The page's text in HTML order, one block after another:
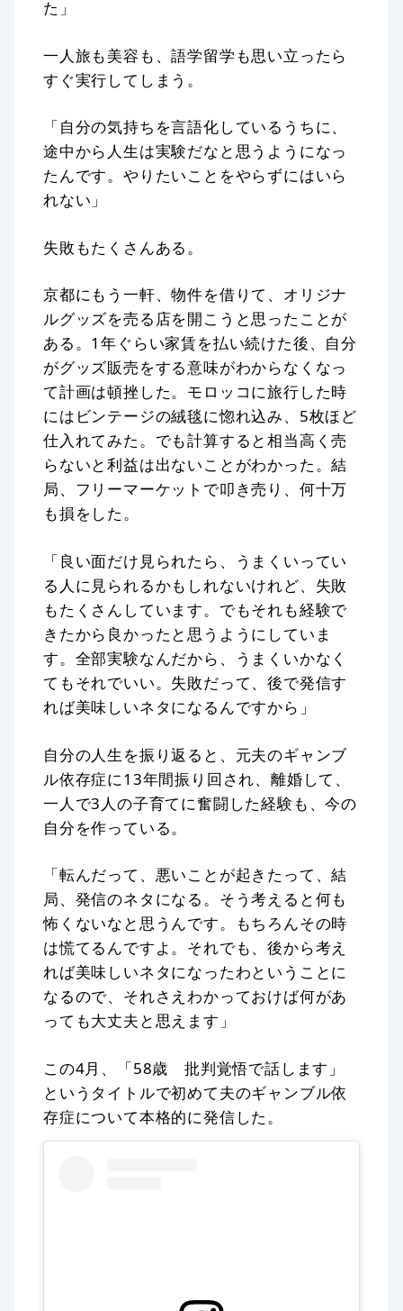
た」
一人旅も美容も、語学留学も思い立ったら
すぐ実行してしまう。
「自分の気持ちを言語化しているうちに、
途中から人生は実験だなと思うようになっ
たんです。やりたいことをやらずにはいら
れない」
失敗もたくさんある。
京都にもう一軒、物件を借りて、オリジナ
ルグッズを売る店を開こうと思ったことが
ある。1年ぐらい家賃を払い続けた後、自分
がグッズ販売をする意味がわからなくなっ
て計画は頓挫した。モロッコに旅行した時
にはビンテージの絨毯に惚れ込み、5枚ほど
仕入れてみた。でも計算すると相当高く売
らないと利益は出ないことがわかった。結
局、フリーマーケットで叩き売り、何十万
も損をした。
「良い面だけ見られたら、うまくいってい
る人に見られるかもしれないけれど、失敗
もたくさんしています。でもそれも経験で
きたから良かったと思うようにしていま
す。全部実験なんだから、うまくいかなく
てもそれでいい。失敗だって、後で発信す
れば美味しいネタになるんですから」
自分の人生を振り返ると、元夫のギャンブ
ル依存症に13年間振り回され、離婚して、
一人で3人の子育てに奮闘した経験も、今の
自分を作っている。
「転んだって、悪いことが起きたって、結
局、発信のネタになる。そう考えると何も
怖くないなと思うんです。もちろんその時
は慌てるんですよ。それでも、後から考え
れば美味しいネタになったわということに
なるので、それさえわかっておけば何があ
っても大丈夫と思えます」
この4月、「58歳 批判覚悟で話します」
というタイトルで初めて夫のギャンブル依
存症について本格的に発信した。